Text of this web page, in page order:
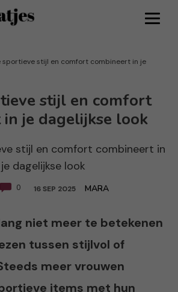
sportieve stijl en comfort combineert in je
stijl en comfort
je dagelijkse look
0 16 SEP 2025 MARA
niet meer te betekenen
tussen stijlvol of
meer vrouwen
items met hun